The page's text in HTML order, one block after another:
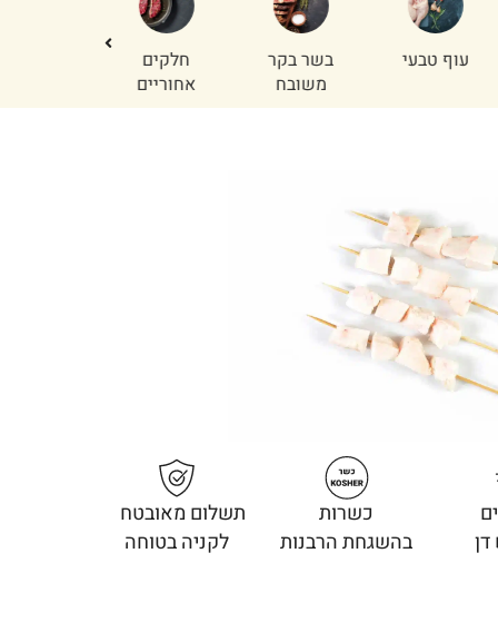
עוף טבעי
בשר בקר
משובח
חלקים
אחוריים
כשרות
בהשגחת הרבנות
תשלום מאובטח
לקניה בטוחה